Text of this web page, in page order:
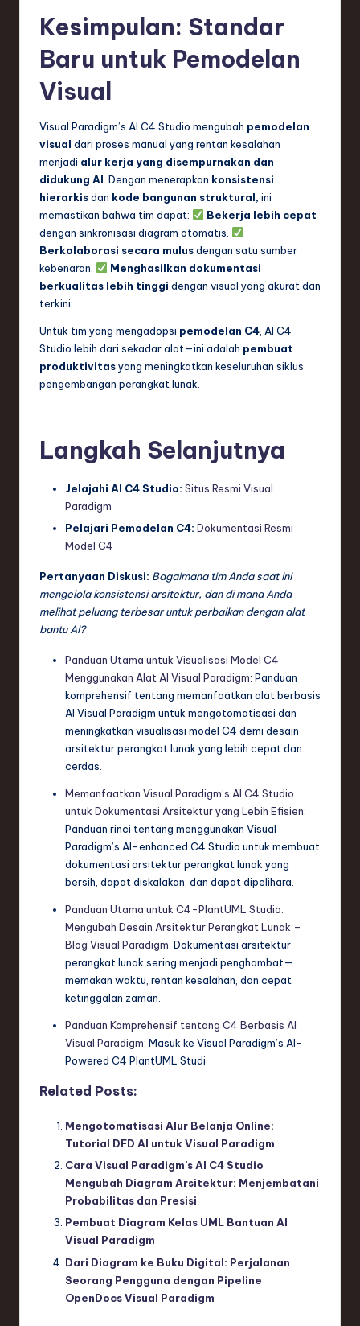
Kesimpulan: Standar
Baru untuk Pemodelan
Visual
Visual Paradigm’s AI C4 Studio mengubah pemodelan
visual dari proses manual yang rentan kesalahan
menjadi alur kerja yang disempurnakan dan
didukung AI . Dengan menerapkan konsistensi
hierarkisdan kode bangunan struktural, ini
memastikan bahwa tim dapat:
Bekerja lebih cepat
dengan sinkronisasi diagram otomatis.
Berkolaborasi secara mulusdengan satu sumber
kebenaran.
Menghasilkan dokumentasi
berkualitas lebih tinggi dengan visual yang akurat dan
terkini.
Untuk tim yang mengadopsi pemodelan C4 , AI C4
Studio lebih dari sekadar alat—ini adalah pembuat
produktivitasyang meningkatkan keseluruhan siklus
pengembangan perangkat lunak.
Langkah Selanjutnya
Jelajahi AI C4 Studio: Situs Resmi Visual
Paradigm
Pelajari Pemodelan C4: Dokumentasi Resmi
Model C4
Pertanyaan Diskusi: Bagaimana tim Anda saat ini
mengelola konsistensi arsitektur, dan di mana Anda
melihat peluang terbesar untuk perbaikan dengan alat
bantu AI?
Panduan Utama untuk Visualisasi Model C4
Menggunakan Alat AI Visual Paradigm: Panduan
komprehensif tentang memanfaatkan alat berbasis
AI Visual Paradigm untuk mengotomatisasi dan
meningkatkan visualisasi model C4 demi desain
arsitektur perangkat lunak yang lebih cepat dan
cerdas.
Memanfaatkan Visual Paradigm’s AI C4 Studio
untuk Dokumentasi Arsitektur yang Lebih Efisien:
Panduan rinci tentang menggunakan Visual
Paradigm’s AI-enhanced C4 Studio untuk membuat
dokumentasi arsitektur perangkat lunak yang
bersih, dapat diskalakan, dan dapat dipelihara.
Panduan Utama untuk C4-PlantUML Studio:
Mengubah Desain Arsitektur Perangkat Lunak –
Blog Visual Paradigm: Dokumentasi arsitektur
perangkat lunak sering menjadi penghambat—
memakan waktu, rentan kesalahan, dan cepat
ketinggalan zaman.
Panduan Komprehensif tentang C4 Berbasis AI
Visual Paradigm: Masuk ke Visual Paradigm’s AI-
Powered C4 PlantUML Studi
Related Posts:
Mengotomatisasi Alur Belanja Online:
Tutorial DFD AI untuk Visual Paradigm
Cara Visual Paradigm’s AI C4 Studio
Mengubah Diagram Arsitektur: Menjembatani
Probabilitas dan Presisi
Pembuat Diagram Kelas UML Bantuan AI
Visual Paradigm
Dari Diagram ke Buku Digital: Perjalanan
Seorang Pengguna dengan Pipeline
OpenDocs Visual Paradigm